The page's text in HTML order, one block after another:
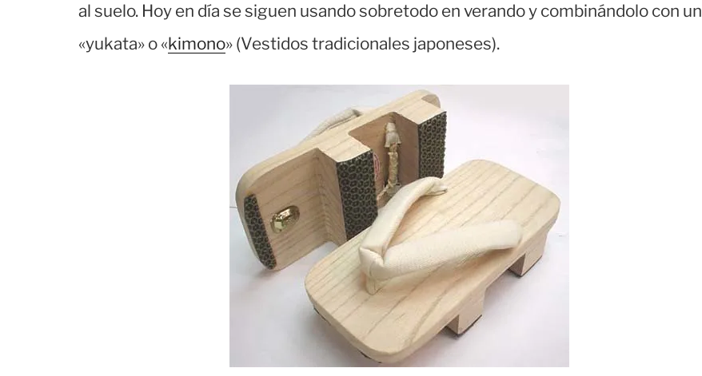
al suelo. Hoy en día se siguen usando sobretodo en verando y combinándolo con un
«yukata» o «kimono» (Vestidos tradicionales japoneses).